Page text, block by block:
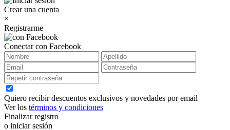
Crear una cuenta
×
Registrarme
Conectar con Facebook
Quiero recibir descuentos exclusivos y novedades por email
Ver los términos y condiciones
Finalizar registro
o iniciar sesión